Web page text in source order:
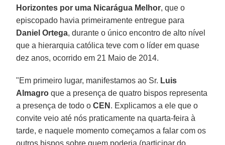
Horizontes por uma Nicarágua Melhor, que o
episcopado havia primeiramente entregue para
Daniel Ortega, durante o único encontro de alto nível
que a hierarquia católica teve com o líder em quase
dez anos, ocorrido em 21 Maio de 2014.
"Em primeiro lugar, manifestamos ao Sr. Luis
Almagro que a presença de quatro bispos representa
a presença de todo oCEN . Explicamos a ele que o
convite veio até nós praticamente na quarta-feira à
tarde, e naquele momento começamos a falar com os
outros bispos sobre quem poderia (participar do